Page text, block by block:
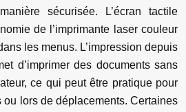
sécurisée. L’écran tactile
de l’imprimante laser couleur
les menus. L’impression depuis
d’imprimer des documents sans
ce qui peut être pratique pour
ou lors de déplacements. Certaines